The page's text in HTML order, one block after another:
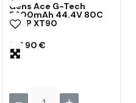
Gens Ace G-Tech
5600mAh 44.4V 80C
12S1P XT90
231,90 €